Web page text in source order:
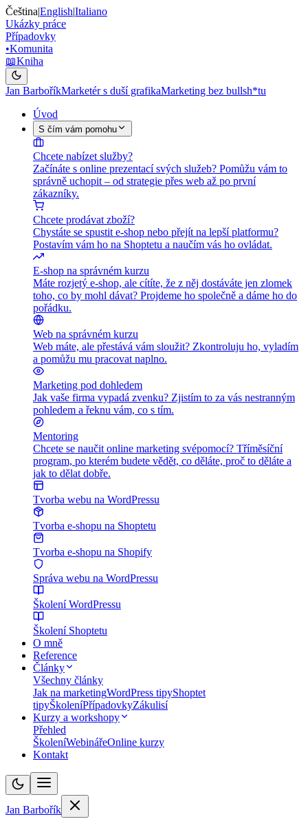
Čeština|English|Italiano
Ukázky práce
Případovky
•Komunita
📖Kniha
Jan BarboříkMarketér s duší grafikaMarketing bez bullsh*tu
Úvod
S čím vám pomohu
Chcete nabízet služby?
Začínáte s online prezentací svých služeb? Pomůžu vám to
správně uchopit – od strategie přes web až po první
zákazníky.
Chcete prodávat zboží?
Chystáte se spustit e-shop nebo přejít na lepší platformu?
Postavím vám ho na Shoptetu a naučím vás ho ovládat.
E-shop na správném kurzu
Máte rozjetý e-shop, ale cítíte, že z něj dostáváte jen zlomek
toho, co by mohl dávat? Projdeme ho společně a dáme ho do
pořádku.
Web na správném kurzu
Web máte, ale přestává vám sloužit? Zkontroluju ho, vyladím
a pomůžu mu pracovat naplno.
Marketing pod dohledem
Jak vaše firma vypadá zvenku? Zjistím to za vás nestranným
pohledem a řeknu vám, co s tím.
Mentoring
Chcete se naučit online marketing svépomocí? Tříměsíční
program, po kterém budete vědět, co děláte, proč to děláte a
jak to dělat dobře.
Tvorba webu na WordPressu
Tvorba e-shopu na Shoptetu
Tvorba e-shopu na Shopify
Správa webu na WordPressu
Školení WordPressu
Školení Shoptetu
O mně
Reference
Články
Všechny články
Jak na marketingWordPress tipyShoptet
tipyŠkoleníPřípadovkyZákulisí
Kurzy a workshopy
Přehled
ŠkoleníWebinářeOnline kurzy
Kontakt
Jan Barbořík